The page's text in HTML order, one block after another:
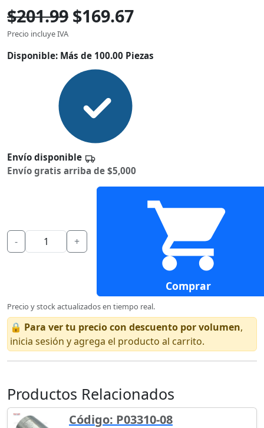
$201.99 $169.67
Precio incluye IVA
Disponible: Más de 100.00 Piezas
Envío disponible
Envío gratis arriba de $5,000
- +
Comprar
Precio y stock actualizados en tiempo real.
🔒 Para ver tu precio con descuento por volumen,
inicia sesión y agrega el producto al carrito.
Productos Relacionados
Código: P03310-08